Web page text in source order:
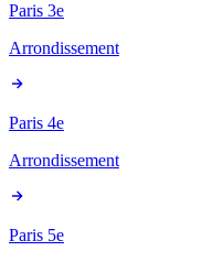
Paris 3e
Arrondissement
Paris 4e
Arrondissement
Paris 5e